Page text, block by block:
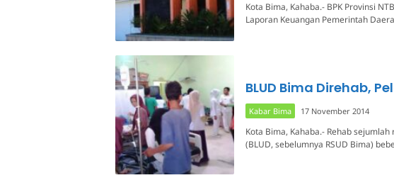
Kota Bima, Kahaba.- BPK Provinsi
Laporan Keuangan Pemerintah
BLUD Bima Direhab,
Kabar Bima 17 November 2014
Kota Bima, Kahaba.- Rehab
(BLUD, sebelumnya RSUD Bima)